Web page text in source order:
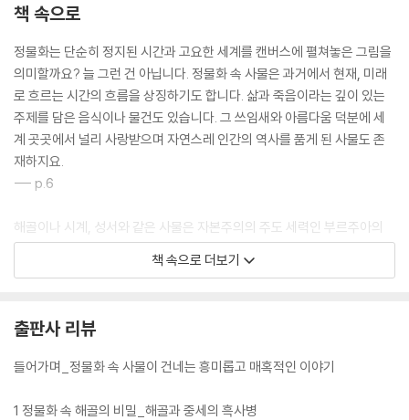
책 속으로
정물화는 단순히 정지된 시간과 고요한 세계를 캔버스에 펼쳐놓은 그림을
의미할까요? 늘 그런 건 아닙니다. 정물화 속 사물은 과거에서 현재, 미래
로 흐르는 시간의 흐름을 상징하기도 합니다. 삶과 죽음이라는 깊이 있는
주제를 담은 음식이나 물건도 있습니다. 그 쓰임새와 아름다움 덕분에 세
계 곳곳에서 널리 사랑받으며 자연스레 인간의 역사를 품게 된 사물도 존
재하지요.
--- p.6
해골이나 시계, 성서와 같은 사물은 자본주의의 주도 세력인 부르주아의
성장과 그에 얽힌 사건을 상징합니다. 청어나 튤립처럼 자본주의의 흥망성
쇠를 나타내는 물건도 있지요. 후추나 오렌지, 지구본에는 유럽이 새로운
사를 읽어낼 수 있고, 앤디 워홀의 수프 캔을 통해 20세기 이후 발달한 대
량생산 시스템을 찾아볼 수 있지요. 탁자 위에 펼쳐진 이야기를 따라가다
--- p.7
책 속으로 더보기
출판사 리뷰
들어가며_정물화 속 사물이 건네는 흥미롭고 매혹적인 이야기
1 정물화 속 해골의 비밀_해골과 중세의 흑사병